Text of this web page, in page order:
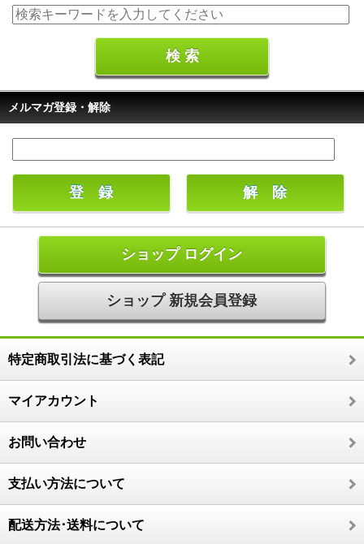
メルマガ登録・解除
ショップ ログイン
ショップ 新規会員登録
特定商取引法に基づく表記
マイアカウント
お問い合わせ
支払い方法について
配送方法･送料について